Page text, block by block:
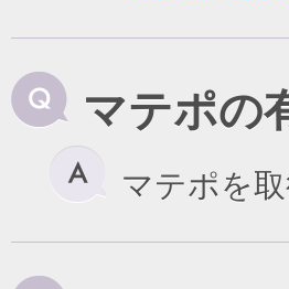
マテポの
マテポを